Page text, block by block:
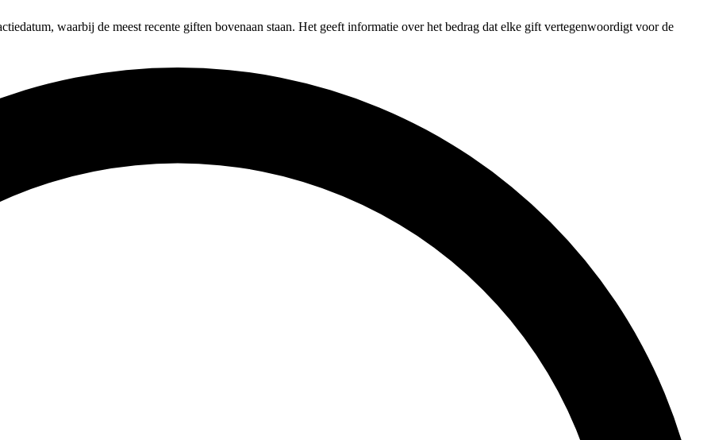
waarbij de meest recente giften bovenaan staan. Het geeft informatie over het bedrag dat elke gift vertegenwoordigt voor de